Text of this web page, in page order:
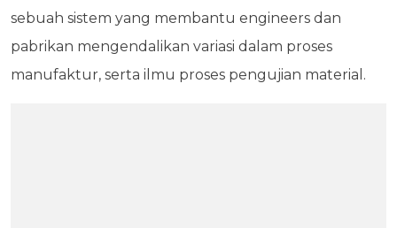
sebuah sistem yang membantu engineers dan
pabrikan mengendalikan variasi dalam proses
manufaktur, serta ilmu proses pengujian material.